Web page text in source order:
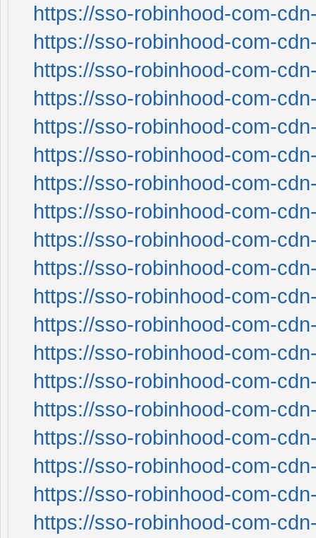
https://sso-robinhood-com-
https://sso-robinhood-com-
https://sso-robinhood-com-
https://sso-robinhood-com-
https://sso-robinhood-com-
https://sso-robinhood-com-
https://sso-robinhood-com-
https://sso-robinhood-com-
https://sso-robinhood-com-
https://sso-robinhood-com-
https://sso-robinhood-com-
https://sso-robinhood-com-
https://sso-robinhood-com-
https://sso-robinhood-com-
https://sso-robinhood-com-
https://sso-robinhood-com-
https://sso-robinhood-com-
https://sso-robinhood-com-
https://sso-robinhood-com-